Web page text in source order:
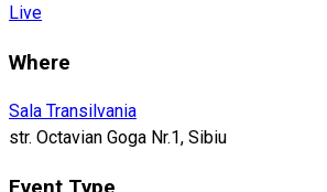
Live
Where
Sala Transilvania
str. Octavian Goga Nr.1, Sibiu